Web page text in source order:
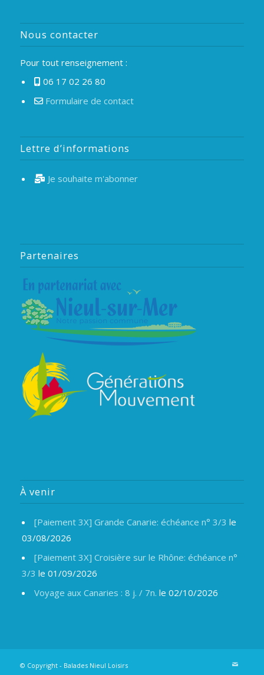
Nous contacter
Pour tout renseignement :
06 17 02 26 80
Formulaire de contact
Lettre d’informations
Je souhaite m'abonner
Partenaires
À venir
[Paiement 3X] Grande Canarie: échéance n° 3/3 le
03/08/2026
[Paiement 3X] Croisière sur le Rhône: échéance n°
3/3 le 01/09/2026
Voyage aux Canaries : 8 j. / 7n. le 02/10/2026
© Copyright - Balades Nieul Loisirs